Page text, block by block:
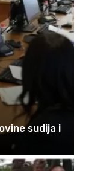
sudija i